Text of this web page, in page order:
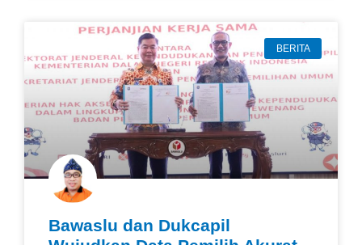
BERITA
Bawaslu dan Dukcapil